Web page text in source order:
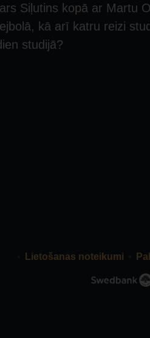
Siļutins kopā ar Martu
kā arī katru reizi
studijā?
Lietošanas noteikumi